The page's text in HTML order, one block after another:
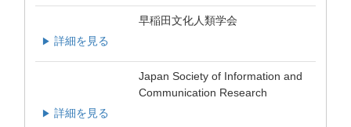
早稲田文化人類学会
▶ 詳細を見る
Japan Society of Information and
Communication Research
▶ 詳細を見る